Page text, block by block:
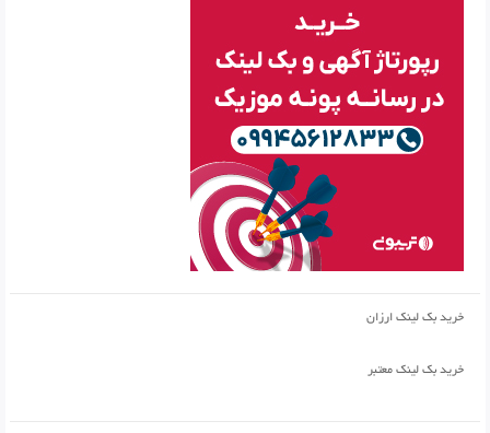
خرید بک لینک ارزان
خرید بک لینک معتبر